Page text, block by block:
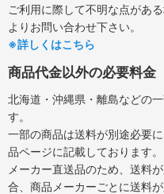
ご利用に際して不明な点があ
よりお問い合わせ下さい。
※詳しくはこちら
商品代金以外の必要料金
北海道・沖縄県・離島などの
す。
一部の商品は送料が別途必要
品ページに記載しております。
メーカー直送品のため、送料
合、商品メーカーごとに送料が